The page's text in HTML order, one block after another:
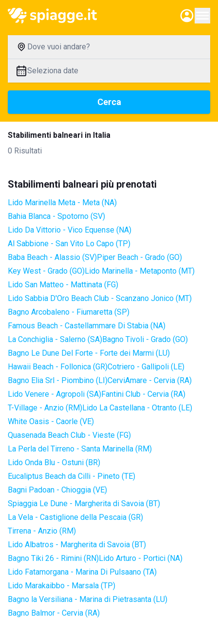
Dove vuoi andare?
Seleziona date
Cerca
Stabilimenti balneari in Italia
0 Risultati
Stabilimenti balneari più prenotati
Lido Marinella Meta - Meta (NA)
Bahia Blanca - Spotorno (SV)
Lido Da Vittorio - Vico Equense (NA)
Al Sabbione - San Vito Lo Capo (TP)
Baba Beach - Alassio (SV)Piper Beach - Grado (GO)
Key West - Grado (GO)Lido Marinella - Metaponto (MT)
Lido San Matteo - Mattinata (FG)
Lido Sabbia D'Oro Beach Club - Scanzano Jonico (MT)
Bagno Arcobaleno - Fiumaretta (SP)
Famous Beach - Castellammare Di Stabia (NA)
La Conchiglia - Salerno (SA)Bagno Tivoli - Grado (GO)
Bagno Le Dune Del Forte - Forte dei Marmi (LU)
Hawaii Beach - Follonica (GR)Cotriero - Gallipoli (LE)
Bagno Elia Srl - Piombino (LI)CerviAmare - Cervia (RA)
Lido Venere - Agropoli (SA)Fantini Club - Cervia (RA)
T-Village - Anzio (RM)Lido La Castellana - Otranto (LE)
White Oasis - Caorle (VE)
Quasenada Beach Club - Vieste (FG)
La Perla del Tirreno - Santa Marinella (RM)
Lido Onda Blu - Ostuni (BR)
Eucaliptus Beach da Cilli - Pineto (TE)
Bagni Padoan - Chioggia (VE)
Spiaggia Le Dune - Margherita di Savoia (BT)
La Vela - Castiglione della Pescaia (GR)
Tirrena - Anzio (RM)
Lido Albatros - Margherita di Savoia (BT)
Bagno Tiki 26 - Rimini (RN)Lido Arturo - Portici (NA)
Lido Fatamorgana - Marina Di Pulsaano (TA)
Lido Marakaibbo - Marsala (TP)
Bagno la Versiliana - Marina di Pietrasanta (LU)
Bagno Balmor - Cervia (RA)